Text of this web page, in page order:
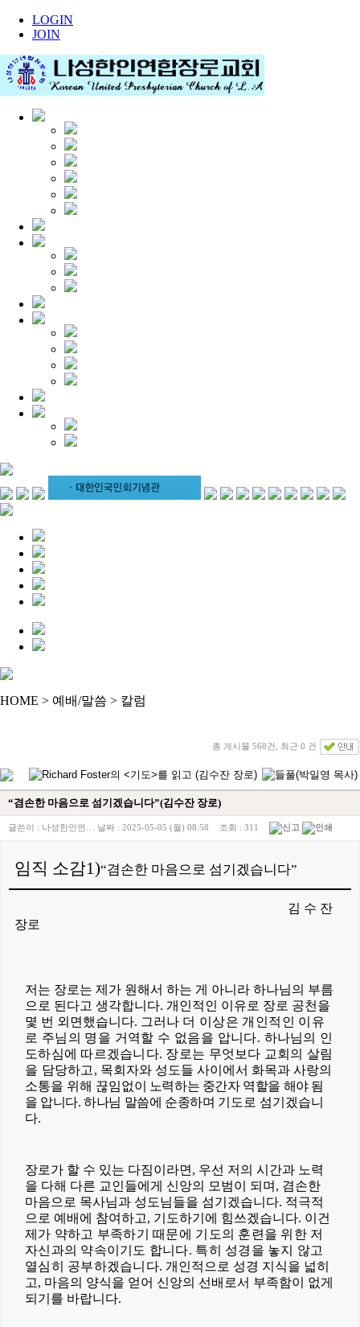
LOGIN
JOIN
HOME > 예배/말씀 > 칼럼
총 게시물 568건, 최근 0 건
“겸손한 마음으로 섬기겠습니다”(김수잔 장로)
글쓴이 : 나성한인연… 날짜 : 2025-05-05 (월) 08:58 조회 : 311
임직 소감1)“겸손한 마음으로 섬기겠습니다”
김 수 잔
장로
저는 장로는 제가 원해서 하는 게 아니라 하나님의 부름
으로 된다고 생각합니다. 개인적인 이유로 장로 공천을
몇 번 외면했습니다. 그러나 더 이상은 개인적인 이유
로 주님의 명을 거역할 수 없음을 압니다. 하나님의 인
도하심에 따르겠습니다. 장로는 무엇보다 교회의 살림
을 담당하고 , 목회자와 성도들 사이에서 화목과 사랑의
소통을 위해 끊임없이 노력하는 중간자 역할을 해야 됨
을 압니다.하나님 말씀에 순종하며 기도로 섬기겠습니
다.
장로가 할 수 있는 다짐이라면 , 우선 저의 시간과 노력
을 다해 다른 교인들에게 신앙의 모범이 되며 , 겸손한
마음으로 목사님과 성도님들을 섬기겠습니다. 적극적
으로 예배에 참여하고, 기도하기에 힘쓰겠습니다. 이건
제가 약하고 부족하기 때문에 기도의 훈련을 위한 저
자신과의 약속이기도 합니다. 특히 성경을 놓지 않고
열심히 공부하겠습니다.개인적으로 성경 지식을 넓히
고, 마음의 양식을 얻어 신앙의 선배로서 부족함이 없게
되기를 바랍니다.